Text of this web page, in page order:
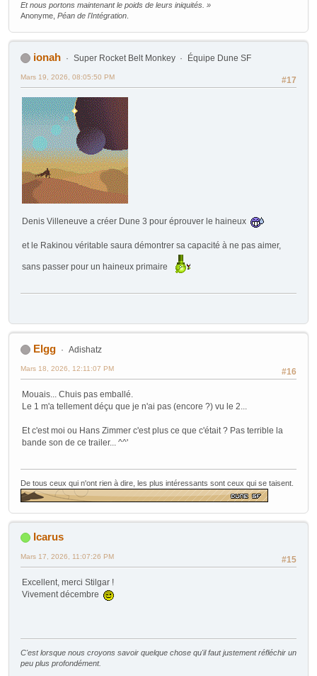
Et nous portons maintenant le poids de leurs iniquités. »
Anonyme, Péan de l'Intégration
ionah Super Rocket Belt Monkey Équipe Dune SF
#17
Mars 19, 2026, 08:05:50 PM
Denis Villeneuve a créer Dune 3 pour éprouver le haineux
et le Rakinou véritable saura démontrer sa capacité à ne pas aimer,
sans passer pour un haineux primaire
Elgg Adishatz
#16
Mars 18, 2026, 12:11:07 PM
Mouais... Chuis pas emballé.
Le 1 m'a tellement déçu que je n'ai pas (encore ?) vu le 2...
Et c'est moi ou Hans Zimmer c'est plus ce que c'était ? Pas terrible la
bande son de ce trailer... ^^'
De tous ceux qui n'ont rien à dire, les plus intéressants sont ceux qui se taisent.
Icarus
#15
Mars 17, 2026, 11:07:26 PM
Excellent, merci Stilgar !
Vivement décembre
C'est lorsque nous croyons savoir quelque chose qu'il faut justement réfléchir un
peu plus profondément.